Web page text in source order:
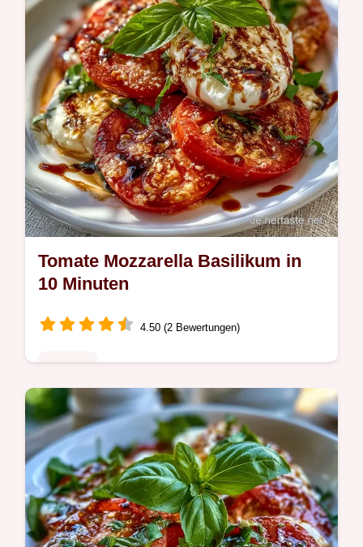
Tomate Mozzarella Basilikum in
10 Minuten
4.50 (2 Bewertungen)
Frisch und cremig ist dieser Tomate
Mozzarella Basilikum. Die einfache
Anleitung führt Sie sicher durch die Schritte.
Ideal als schneller Sommersalat.